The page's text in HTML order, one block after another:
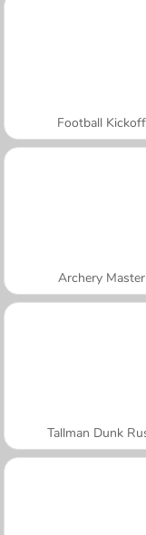
Football Kickoff
Archery Master
Tallman Dunk